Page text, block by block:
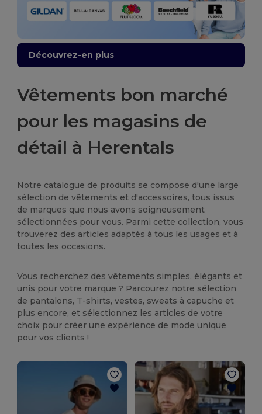
Découvrez-en plus
Vêtements bon marché
pour les magasins de
détail à Herentals
Notre catalogue de produits se compose d'une large
sélection de vêtements et d'accessoires, tous issus
de marques que nous avons soigneusement
sélectionnées pour vous. Parmi cette collection, vous
trouverez des articles adaptés à tous les usages et à
toutes les occasions.
Vous recherchez des vêtements simples, élégants et
unis pour votre marque ? Parcourez notre sélection
de pantalons, T-shirts, vestes, sweats à capuche et
plus encore, et sélectionnez les articles de votre
choix pour créer une expérience de mode unique
pour vos clients !